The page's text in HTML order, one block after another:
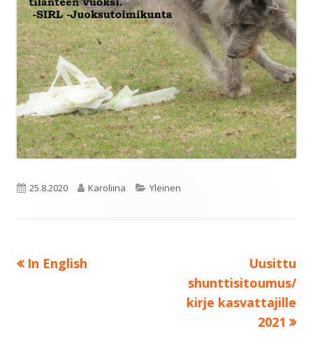
Julkaistu
25.8.2020 Kirjoittaja
Karoliina Kategoriat
Yleinen
Artikkelien
Edellinen:
In English Seuraava:
Uusittu
shunttisitoumus/
kirje kasvattajille
2021